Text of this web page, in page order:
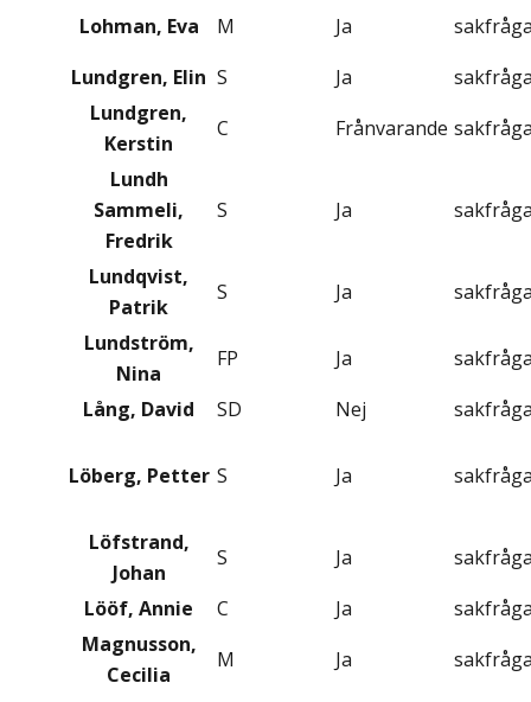
Lohman, Eva
M Ja
Lundgren, Elin S Ja
Lundgren,
Kerstin
C Frånvarande
Lundh
Sammeli,
Fredrik
S Ja
Lundqvist,
Patrik
S Ja
Lundström,
Nina
FP Ja
Lång, David
SD Nej
Löberg, Petter S Ja
Löfstrand,
Johan
S Ja
Lööf, Annie
C Ja
Magnusson,
Cecilia
M Ja